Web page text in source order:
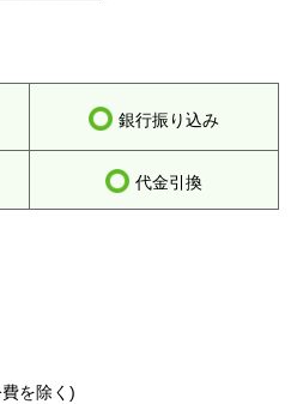
銀行振り込み
代金引換
を除く)